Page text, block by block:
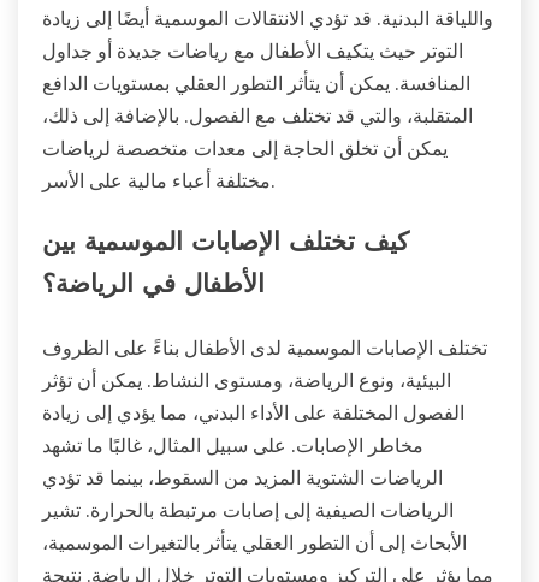
واللياقة البدنية. قد تؤدي الانتقالات الموسمية أيضًا إلى زيادة
التوتر حيث يتكيف الأطفال مع رياضات جديدة أو جداول
المنافسة. يمكن أن يتأثر التطور العقلي بمستويات الدافع
المتقلبة، والتي قد تختلف مع الفصول. بالإضافة إلى ذلك،
يمكن أن تخلق الحاجة إلى معدات متخصصة لرياضات
مختلفة أعباء مالية على الأسر.
كيف تختلف الإصابات الموسمية بين
الأطفال في الرياضة؟
تختلف الإصابات الموسمية لدى الأطفال بناءً على الظروف
البيئية، ونوع الرياضة، ومستوى النشاط. يمكن أن تؤثر
الفصول المختلفة على الأداء البدني، مما يؤدي إلى زيادة
مخاطر الإصابات. على سبيل المثال، غالبًا ما تشهد
الرياضات الشتوية المزيد من السقوط، بينما قد تؤدي
الرياضات الصيفية إلى إصابات مرتبطة بالحرارة. تشير
الأبحاث إلى أن التطور العقلي يتأثر بالتغيرات الموسمية،
مما يؤثر على التركيز ومستويات التوتر خلال الرياضة. نتيجة